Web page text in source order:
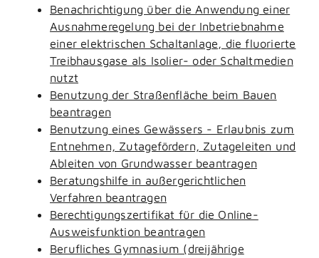
Benachrichtigung über die Anwendung einer
Ausnahmeregelung bei der Inbetriebnahme
einer elektrischen Schaltanlage, die fluorierte
Treibhausgase als Isolier- oder Schaltmedien
nutzt
Benutzung der Straßenfläche beim Bauen
beantragen
Benutzung eines Gewässers - Erlaubnis zum
Entnehmen, Zutagefördern, Zutageleiten und
Ableiten von Grundwasser beantragen
Beratungshilfe in außergerichtlichen
Verfahren beantragen
Berechtigungszertifikat für die Online-
Ausweisfunktion beantragen
Berufliches Gymnasium (dreijährige